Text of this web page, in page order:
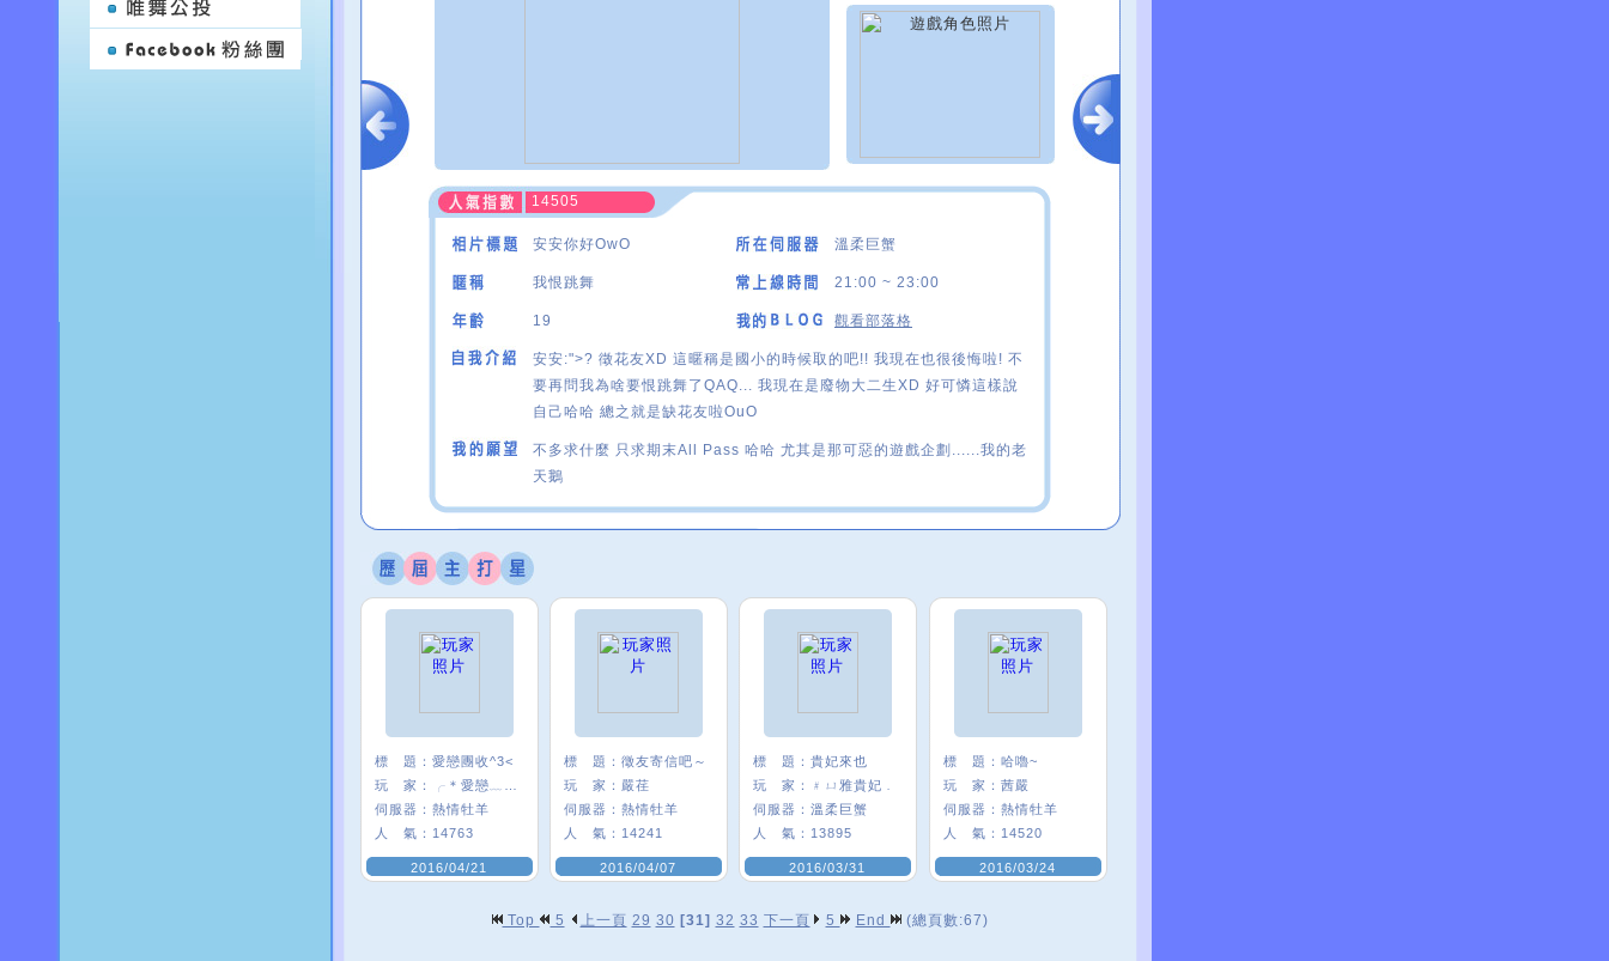
14505
安安你好OwO 溫柔巨蟹
我恨跳舞 21:00 ~ 23:00
19 觀看部落格
安安:">? 徵花友XD 這暱稱是國小的時候取的吧!! 我現在也很後悔啦! 不
要再問我為啥要恨跳舞了QAQ... 我現在是廢物大二生XD 好可憐這樣說
自己哈哈 總之就是缺花友啦OuO
不多求什麼 只求期末All Pass 哈哈 尤其是那可惡的遊戲企劃......我的老
天鵝
標 題： 愛戀團收^3<
玩 家：
伺服器： 熱情牡羊
人 氣： 14763
2016/04/21
標 題： 徵友寄信吧～
玩 家： 嚴荏
伺服器： 熱情牡羊
人 氣： 14241
2016/04/07
標 題： 貴妃來也
玩 家：
﹟ㄩ雅貴妃﹒
伺服器： 溫柔巨蟹
人 氣： 13895
2016/03/31
標 題： 哈嚕~
玩 家： 茜嚴
伺服器： 熱情牡羊
人 氣： 14520
2016/03/24
Top 5 上一頁 29 30 [31] 32 33 下一頁 5 End (總頁數:67)